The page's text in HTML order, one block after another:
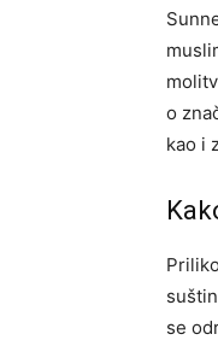
o
kao i
se